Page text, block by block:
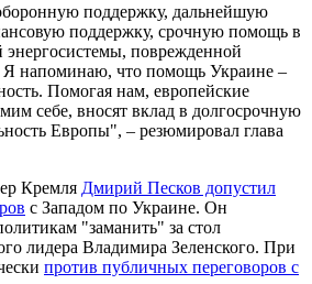
поддержку, дальнейшую
поддержку, срочную помощь в
энергосистемы, поврежденной
Я напоминаю, что помощь Украине –
Помогая нам, европейские
себе, вносят вклад в долгосрочную
Европы", – резюмировал глава
Кремля Дмирий Песков допустил
с Западом по Украине. Он
"заманить" за стол
лидера Владимира Зеленского. При
против публичных переговоров с